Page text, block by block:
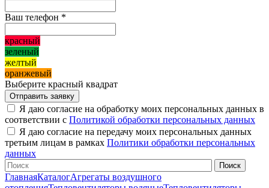
Ваш телефон *
красный
зеленый
желтый
оранжевый
Выберите красный квадрат
Я даю согласие на обработку моих персональных данных в
соответствии с Политикой обработки персональных данных
Я даю согласие на передачу моих персональных данных
третьим лицам в рамках Политики обработки персональных
данных
ГлавнаяКаталогАгрегаты воздушного